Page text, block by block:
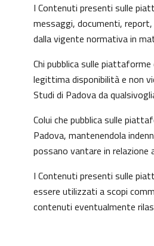
I Contenuti presenti sulle
messaggi, documenti,
dalla vigente normativa in
Chi pubblica sulle
legittima disponibilità e non
Studi di Padova da
Colui che pubblica sulle
Padova, mantenendola
possano vantare in
I Contenuti presenti sulle
essere utilizzati a scopi
contenuti eventualmente